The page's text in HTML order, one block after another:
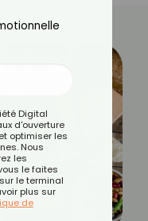
Digital
d'ouverture
optimiser les
Nous
les
le faites
le terminal
plus sur
de